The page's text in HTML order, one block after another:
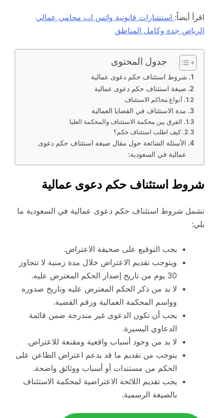
اقرأ أيضاً: استشارات قانونية واتس اب محامي عمالي
الرياض جدة وكامل المناطق
جدول المحتوى
شروط استئناف حكم دعوى عمالية
صيغة استئناف حكم دعوى عمالية
أنواع محاكم الاستئناف
مدة الاستئناف في القضايا العمالية
الفرق بين محكمة الاستئناف والمحكمة العليا
كيف اطلب استئناف حكم؟
الأسئلة الشائعة حول مقال صيغة استئناف حكم دعوى
عمالية في السعودية:
شروط استئناف حكم دعوى عمالية
تشمل شروط استئناف حكم دعوى عمالية في السعودية ما
يلي:
يجب التوقيع على صحيفة الاعتراض.
ويتوجب تقديم الاعتراض خلال مدة زمنية لا تتجاوز
30 يوم من تاريخ إصدار الحكم المعترض عليه.
لا بد من ذكر الحكم المعترض عليه وتاريخ صدوره
وواسم المحكمة العمالية ورقم القضية.
يجب أن تكون الدعوى غير مندرجة ضمن قائمة
الدعاوي اليسيرة.
لا بد من وجود أسباب واقعية ومقنعة للاعتراض.
يتوجب من تقديم ما قد يدعم اعتراض الطاعن على
الحكم من مستندات أو أسباب ووثائق واضحة.
يجب تقديم اللائحة الاعتراضية لمحكمة الاستئناف
بالصيغة الرسمية.